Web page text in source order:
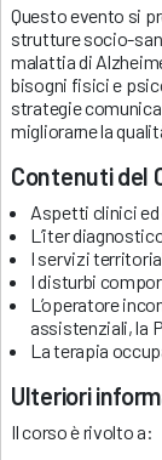
Questo evento si
strutture socio-
malattia di
bisogni fisici e
strategie
migliorarne la
Contenuti del
Aspetti clinici
L’iter
I servizi
I disturbi
L’operatore
assistenziali, la
La terapia
Ulteriori
Il corso è rivolto a: